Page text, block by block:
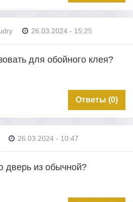
26.03.2024 - 15:25
для обойного клея?
Ответы (0)
26.03.2024 - 10:47
дверь из обычной?